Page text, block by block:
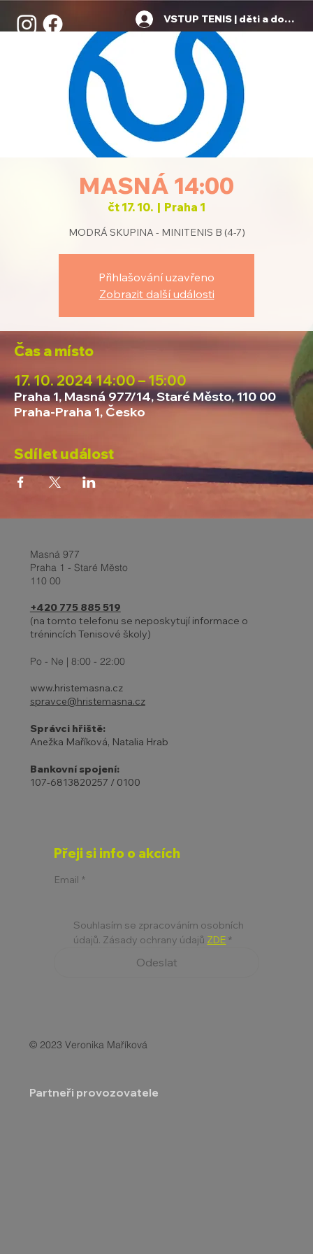
VSTUP TENIS | děti a dospělí
MASNÁ 14:00
čt 17. 10.
  |
Praha 1
MODRÁ SKUPINA - MINITENIS B (4-7)
Přihlašování uzavřeno
Zobrazit další události
Čas a místo
17. 10. 2024 14:00 – 15:00
Praha 1, Masná 977/14, Staré Město, 110 00
Praha-Praha 1, Česko
Sdílet událost
Masná 977
Praha 1 - Staré Město
110 00
+420 775 885 519
(na tomto telefonu se neposkytují informace o
trénincích Tenisové školy)
Po - Ne | 8:00 - 22:00
www.hristemasna.cz
spravce@hristemasna.cz
Správci hřiště:
Anežka Maříková, Natalia Hrab
Bankovní spojení:
107-6813820257 / 0100
Přeji si info o akcích
Email *
Souhlasím se zpracováním osobních
údajů. Zásady ochrany údajů ZDE *
Odeslat
© 2023 Veronika Maříková
Partneři provozovatele